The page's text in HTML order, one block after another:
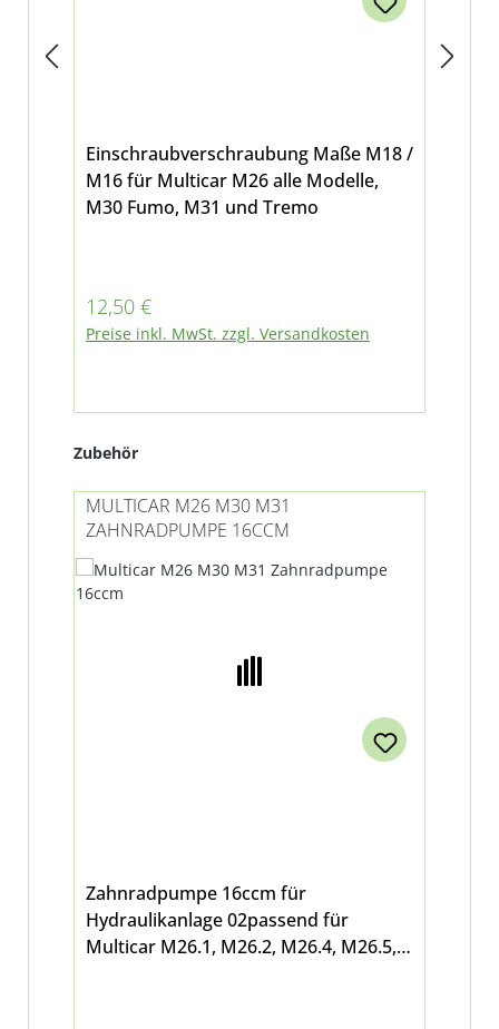
Einschraubverschraubung Maße M18 /
M16 für Multicar M26 alle Modelle,
M30 Fumo, M31 und Tremo
Regulärer Preis:
12,50 €
Preise inkl. MwSt. zzgl. Versandkosten
Produktgalerie überspringen
Zubehör
MULTICAR M26 M30 M31
ZAHNRADPUMPE 16CCM
Zahnradpumpe 16ccm für
Hydraulikanlage 02passend für
Multicar M26.1, M26.2, M26.4, M26.5,